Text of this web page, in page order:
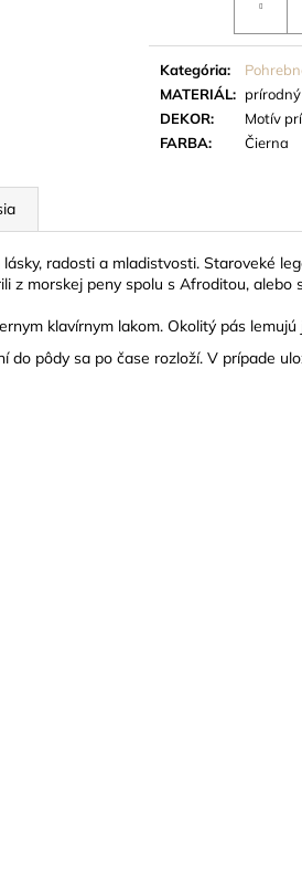
Kategória:
MATERIÁL: prírodný
DEKOR:
Motív
FARBA: Čierna
radosti a mladistvosti. Staroveké
z morskej peny spolu s Afroditou, alebo
klavírnym lakom. Okolitý pás
do pôdy sa po čase rozloží. V prípade